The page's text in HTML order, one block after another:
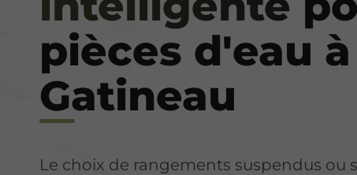
pièces d'eau à
Gatineau
Le choix de rangements suspendus ou